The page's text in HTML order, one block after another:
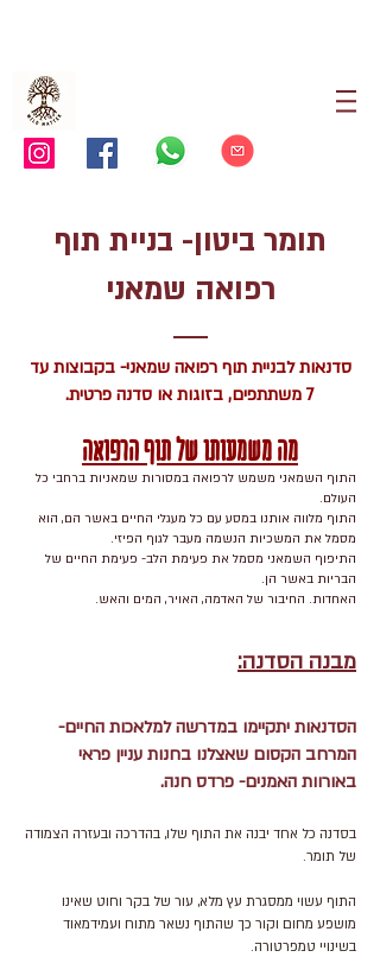
תומר ביטון- בניית תוף
רפואה שמאני
סדנאות לבניית תוף רפואה שמאני- בקבוצות עד
7 משתתפים, בזוגות או סדנה פרטית.
מה משמעותו של תוף הרפואה
התוף השמאני משמש לרפואה במסורות שמאניות ברחבי כל
העולם.
התוף מלווה אותנו במסע עם כל מעגלי החיים באשר הם, הוא
מסמל את המשכיות הנשמה מעבר לגוף הפיזי.
התיפוף השמאני מסמל את פעימת הלב- פעימת החיים של
הבריות באשר הן.
האחדות. החיבור של האדמה, האויר, המים והאש.
מבנה הסדנה:
הסדנאות יתקיימו במדרשה למלאכות החיים-
המרחב הקסום שאצלנו בחנות עניין פראי
באורוות האמנים- פרדס חנה.
בסדנה כל אחד יבנה את התוף שלו, בהדרכה ובעזרה הצמודה
של תומר.
התוף עשוי ממסגרת עץ מלא, עור של בקר וחוט שאינו
מושפע מחום וקור כך שהתוף נשאר מתוח ועמידמאוד
בשינויי טמפרטורה.